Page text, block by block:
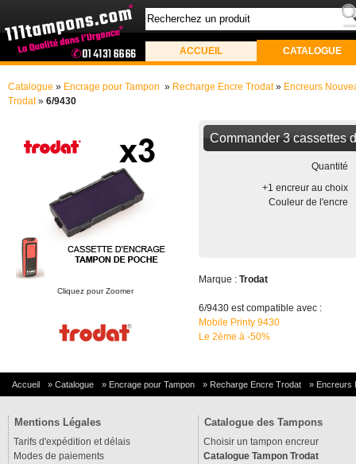
ACCUEIL CATALOGUE
Catalogue » Encrage pour Tampon » Recharge Encre Trodat» Encreurs
Trodat» 6/9430
Cliquez pour Zoomer
Commander 3 cassettes
Quantité
+1 encreur au choix
Couleur de l'encre
Marque : Trodat
6/9430 est compatible avec :
Mobile Printy 9430
Le 2ème à -50%
Accueil » Catalogue » Encrage pour Tampon » Recharge Encre Trodat » Encreurs
Mentions Légales
Tarifs d'expédition et délais
Modes de paiements
Catalogue des Tampons
Choisir un tampon encreur
Catalogue Tampon Trodat